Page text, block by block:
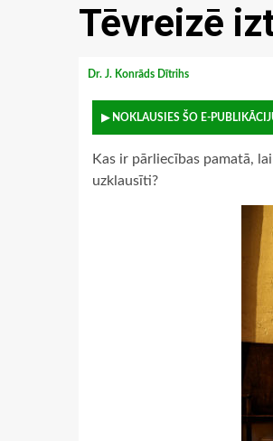
Tēvreizē
Dr. J. Konrāds Dītrihs
▶ NOKLAUSIES ŠO E-
Kas ir pārliecības pamatā,
uzklausīti?